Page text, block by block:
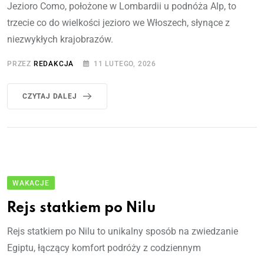
Jezioro Como, położone w Lombardii u podnóża Alp, to
trzecie co do wielkości jezioro we Włoszech, słynące z
niezwykłych krajobrazów.
PRZEZ REDAKCJA 11 LUTEGO, 2026
CZYTAJ DALEJ
WAKACJE
Rejs statkiem po Nilu
Rejs statkiem po Nilu to unikalny sposób na zwiedzanie
Egiptu, łączący komfort podróży z codziennym